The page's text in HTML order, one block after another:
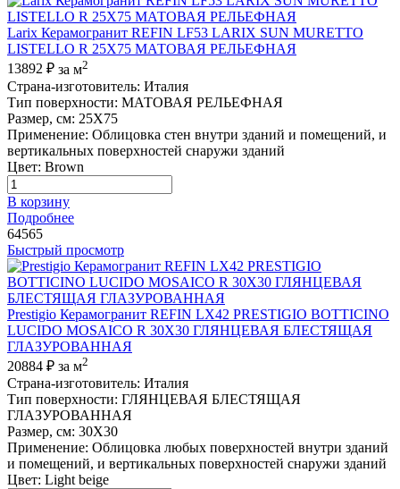
Larix Керамогранит REFIN LF53 LARIX SUN MURETTO
LISTELLO R 25X75 МАТОВАЯ РЕЛЬЕФНАЯ
13892 ₽ за м2
Страна-изготовитель: Италия
Тип поверхности: МАТОВАЯ РЕЛЬЕФНАЯ
Размер, см: 25X75
Применение: Облицовка стен внутри зданий и помещений, и
вертикальных поверхностей снаружи зданий
Цвет: Brown
В корзину
Подробнее
64565
Быстрый просмотр
Prestigio Керамогранит REFIN LX42 PRESTIGIO BOTTICINO
LUCIDO MOSAICO R 30X30 ГЛЯНЦЕВАЯ БЛЕСТЯЩАЯ
ГЛАЗУРОВАННАЯ
20884 ₽ за м2
Страна-изготовитель: Италия
Тип поверхности: ГЛЯНЦЕВАЯ БЛЕСТЯЩАЯ
ГЛАЗУРОВАННАЯ
Размер, см: 30X30
Применение: Облицовка любых поверхностей внутри зданий
и помещений, и вертикальных поверхностей снаружи зданий
Цвет: Light beige